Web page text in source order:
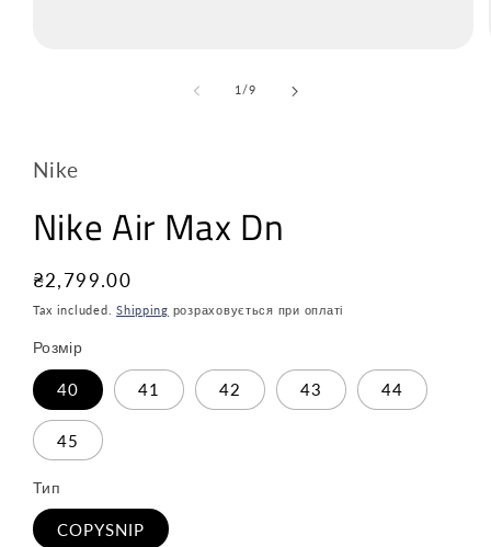
1 /з9
Nike
Nike Air Max Dn
Звичайна
ціна
₴2,799.00
Tax included.Shipping розраховується при оплаті
Розмір
40 41 42 43 44
45
Тип
COPYSNIP